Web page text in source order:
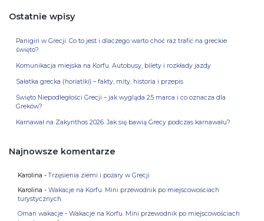
Ostatnie wpisy
Panigiri w Grecji. Co to jest i dlaczego warto choć raz trafić na greckie
święto?
Komunikacja miejska na Korfu. Autobusy, bilety i rozkłady jazdy
Sałatka grecka (horiatiki) – fakty, mity, historia i przepis
Święto Niepodległości Grecji – jak wygląda 25 marca i co oznacza dla
Greków?
Karnawał na Zakynthos 2026. Jak się bawią Grecy podczas karnawału?
Najnowsze komentarze
Karolina -Trzęsienia ziemi i pożary w Grecji
Karolina - Wakacje na Korfu. Mini przewodnik po miejscowościach
turystycznych.
Oman wakacje - Wakacje na Korfu. Mini przewodnik po miejscowościach